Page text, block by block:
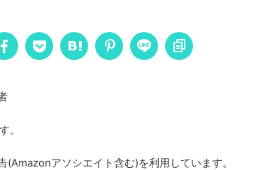
。
(Amazonアソシエイト含む)を利用しています。